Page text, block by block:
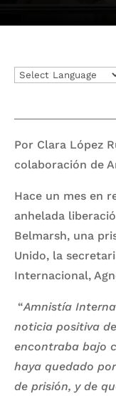
Por Clara López
colaboración de
Hace un mes en
anhelada
Belmarsh, una
Unido, la
Internacional,
“Amnistía
noticia positiva
encontraba bajo
haya quedado
de prisión, y de